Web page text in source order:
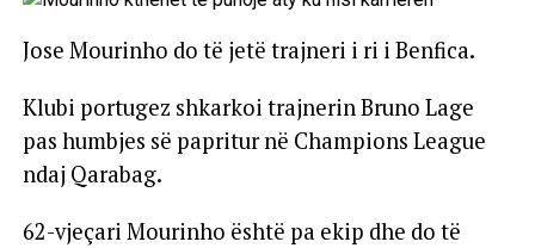
Jose Mourinho do të jetë trajneri i ri i Benfica.
Klubi portugez shkarkoi trajnerin Bruno Lage
pas humbjes së papritur në Champions League
ndaj Qarabag.
62-vjeçari Mourinho është pa ekip dhe do të